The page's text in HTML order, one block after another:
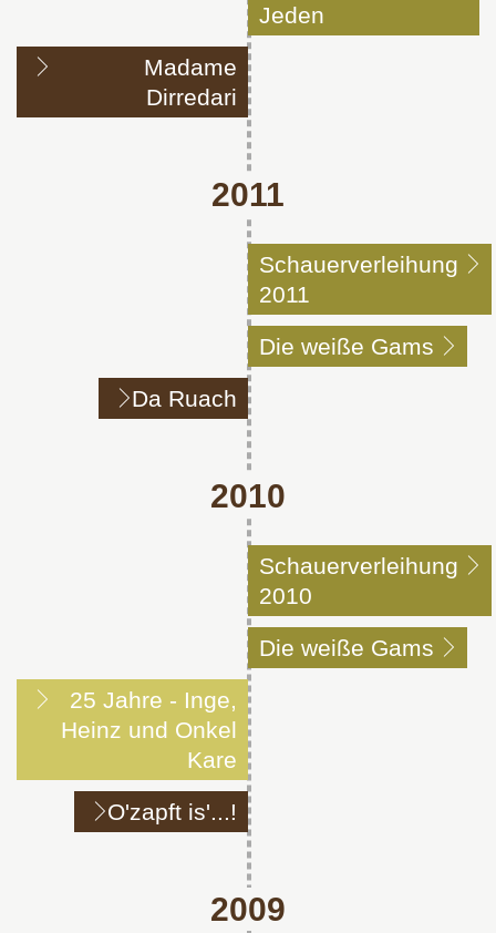
Jeden
Madame
Dirredari
2011
Schauerverleihung
2011
Die weiße Gams
Da Ruach
2010
Schauerverleihung
2010
Die weiße Gams
25 Jahre - Inge,
Heinz und Onkel
Kare
O'zapft is'...!
2009